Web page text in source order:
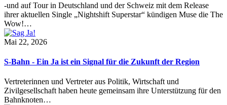
-und auf Tour in Deutschland und der Schweiz mit dem Release
ihrer aktuellen Single „Nightshift Superstar“ kündigen Muse die The
Wow!…
Mai 22, 2026
S-Bahn - Ein Ja ist ein Signal für die Zukunft der Region
Vertreterinnen und Vertreter aus Politik, Wirtschaft und
Zivilgesellschaft haben heute gemeinsam ihre Unterstützung für den
Bahnknoten…